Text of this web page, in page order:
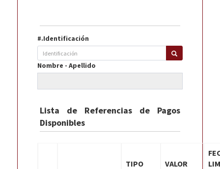
#.Identificación
Nombre - Apellido
Lista de Referencias de Pagos
Disponibles
TIPO
VALOR